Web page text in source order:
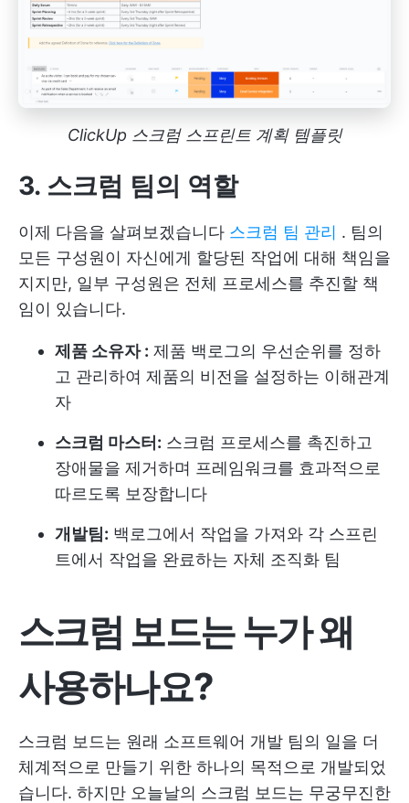
ClickUp 스크럼 스프린트 계획 템플릿
3. 스크럼 팀의 역할
이제 다음을 살펴보겠습니다 스크럼 팀 관리 . 팀의
모든 구성원이 자신에게 할당된 작업에 대해 책임을
지지만, 일부 구성원은 전체 프로세스를 추진할 책
임이 있습니다.
제품 소유자 : 제품 백로그의 우선순위를 정하
고 관리하여 제품의 비전을 설정하는 이해관계
자
스크럼 마스터: 스크럼 프로세스를 촉진하고
장애물을 제거하며 프레임워크를 효과적으로
따르도록 보장합니다
개발팀: 백로그에서 작업을 가져와 각 스프린
트에서 작업을 완료하는 자체 조직화 팀
스크럼 보드는 누가 왜
사용하나요?
스크럼 보드는 원래 소프트웨어 개발 팀의 일을 더
체계적으로 만들기 위한 하나의 목적으로 개발되었
습니다. 하지만 오늘날의 스크럼 보드는 무궁무진한